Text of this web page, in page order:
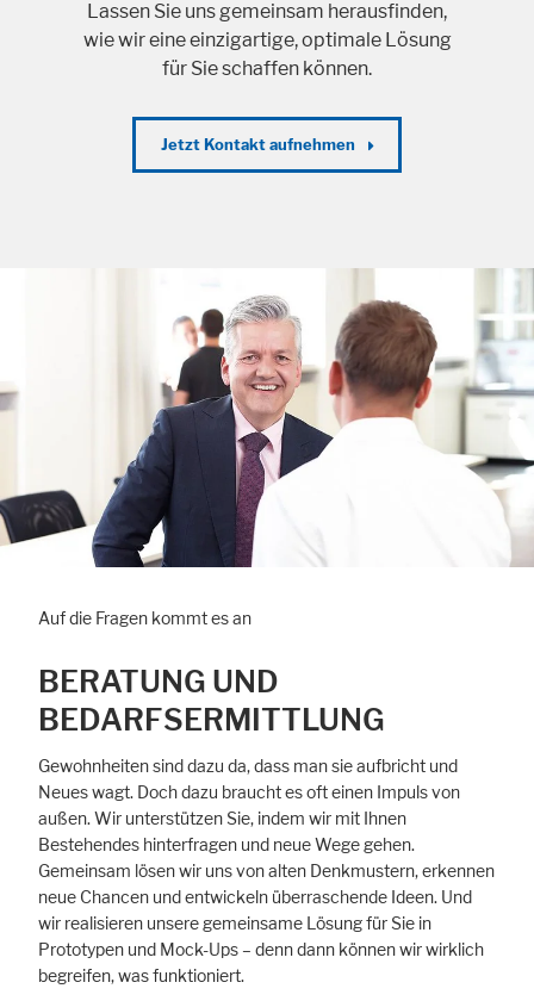
Lassen Sie uns gemeinsam herausfinden,
wie wir eine einzigartige, optimale Lösung
für Sie schaffen können.
Jetzt Kontakt aufnehmen
Auf die Fragen kommt es an
BERATUNG UND
BEDARFSERMITTLUNG
Gewohnheiten sind dazu da, dass man sie aufbricht und
Neues wagt. Doch dazu braucht es oft einen Impuls von
außen. Wir unterstützen Sie, indem wir mit Ihnen
Bestehendes hinterfragen und neue Wege gehen.
Gemeinsam lösen wir uns von alten Denkmustern, erkennen
neue Chancen und entwickeln überraschende Ideen. Und
wir realisieren unsere gemeinsame Lösung für Sie in
Prototypen und Mock-Ups – denn dann können wir wirklich
begreifen, was funktioniert.